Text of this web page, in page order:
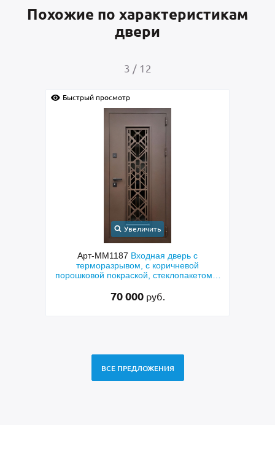
Похожие по характеристикам
двери
4 / 12
Быстрый просмотр
Увеличить
Арт-ММ1384 Входная дверь с
металлофиленкой, бугельной ручкой и
порошковым напылением RAL 7021
45 000 руб.
ВСЕ ПРЕДЛОЖЕНИЯ